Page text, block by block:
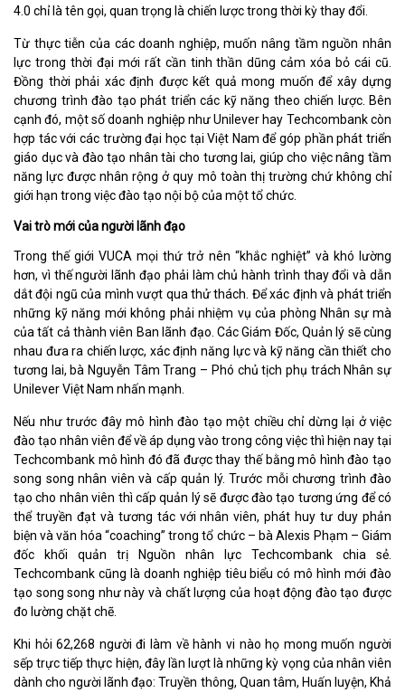
4.0 chỉ là tên gọi, quan trọng là chiến lược trong thời kỳ thay đổi.
Từ thực tiễn của các doanh nghiệp, muốn nâng tầm nguồn nhân
lực trong thời đại mới rất cần tinh thần dũng cảm xóa bỏ cái cũ.
Đồng thời phải xác định được kết quả mong muốn để xây dựng
chương trình đào tạo phát triển các kỹ năng theo chiến lược. Bên
cạnh đó, một số doanh nghiệp như Unilever hay Techcombank còn
hợp tác với các trường đại học tại Việt Nam để góp phần phát triển
giáo dục và đào tạo nhân tài cho tương lai, giúp cho việc nâng tầm
năng lực được nhân rộng ở quy mô toàn thị trường chứ không chỉ
giới hạn trong việc đào tạo nội bộ của một tổ chức.
Vai trò mới của người lãnh đạo
Trong thế giới VUCA mọi thứ trở nên “khắc nghiệt” và khó lường
hơn, vì thế người lãnh đạo phải làm chủ hành trình thay đổi và dẫn
dắt đội ngũ của mình vượt qua thử thách. Để xác định và phát triển
những kỹ năng mới không phải nhiệm vụ của phòng Nhân sự mà
của tất cả thành viên Ban lãnh đạo. Các Giám Đốc, Quản lý sẽ cùng
nhau đưa ra chiến lược, xác định năng lực và kỹ năng cần thiết cho
tương lai, bà Nguyễn Tâm Trang – Phó chủ tịch phụ trách Nhân sự
Unilever Việt Nam nhấn mạnh.
Nếu như trước đây mô hình đào tạo một chiều chỉ dừng lại ở việc
đào tạo nhân viên để về áp dụng vào trong công việc thì hiện nay tại
Techcombank mô hình đó đã được thay thế bằng mô hình đào tạo
song song nhân viên và cấp quản lý. Trước mỗi chương trình đào
tạo cho nhân viên thì cấp quản lý sẽ được đào tạo tương ứng để có
thể truyền đạt và tương tác với nhân viên, phát huy tư duy phản
biện và văn hóa “coaching” trong tổ chức – bà Alexis Phạm – Giám
đốc khối quản trị Nguồn nhân lực Techcombank chia sẻ.
Techcombank cũng là doanh nghiệp tiêu biểu có mô hình mới đào
tạo song song như này và chất lượng của hoạt động đào tạo được
đo lường chặt chẽ.
Khi hỏi 62,268 người đi làm về hành vi nào họ mong muốn người
sếp trực tiếp thực hiện, đây lần lượt là những kỳ vọng của nhân viên
dành cho người lãnh đạo: Truyền thông, Quan tâm, Huấn luyện, Khả